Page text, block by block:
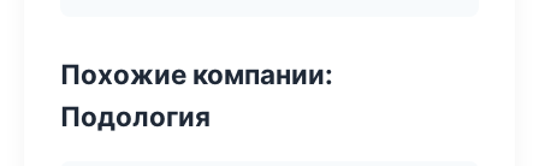
Похожие компании:
Подология